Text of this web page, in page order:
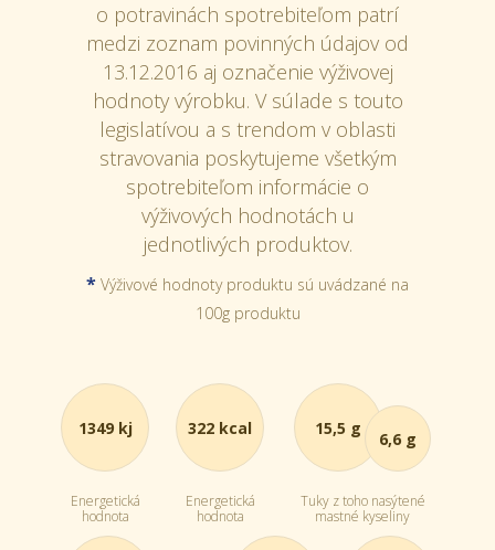
o potravinách spotrebiteľom patrí
medzi zoznam povinných údajov od
13.12.2016 aj označenie výživovej
hodnoty výrobku. V súlade s touto
legislatívou a s trendom v oblasti
stravovania poskytujeme všetkým
spotrebiteľom informácie o
výživových hodnotách u
jednotlivých produktov.
* Výživové hodnoty produktu sú uvádzané na
100g produktu
1349 kj
Energetická
hodnota
322 kcal
Energetická
hodnota
15,5 g
6,6 g
Tuky z toho nasýtené
mastné kyseliny